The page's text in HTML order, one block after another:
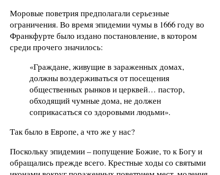
Моровые поветрия предполагали серьезные
ограничения. Во время эпидемии чумы в 1666 году во
Франкфурте было издано постановление, в котором
среди прочего значилось:
«Граждане, живущие в зараженных домах,
должны воздерживаться от посещения
общественных рынков и церквей… пастор,
обходящий чумные дома, не должен
соприкасаться со здоровыми людьми».
Так было в Европе, а что же у нас?
Поскольку эпидемии – попущение Божие, то к Богу и
обращались прежде всего. Крестные ходы со святыми